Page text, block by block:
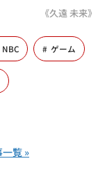
《久遠 未来》
NBC ゲーム